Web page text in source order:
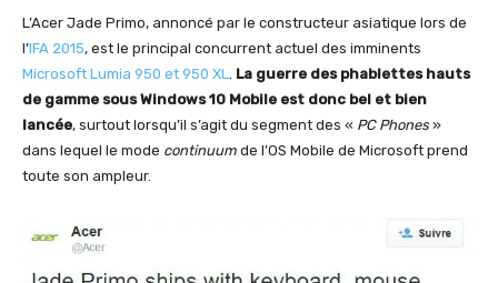
L’Acer Jade Primo, annoncé par le constructeur asiatique lors de
l’IFA 2015, est le principal concurrent actuel des imminents
Microsoft Lumia 950 et 950 XL La guerre des phablettes hauts
de gamme sous Windows 10 Mobile est donc bel et bien
lancée, surtout lorsqu’il s’agit du segment des « PC Phones »
dans lequel le mode continuum de l’OS Mobile de Microsoft prend
toute son ampleur.